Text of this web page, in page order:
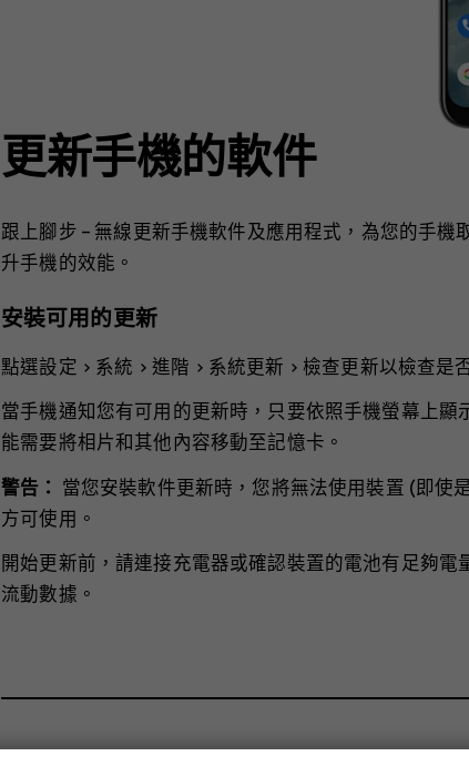
更新手機的軟件
跟上腳步 – 無線更新手機軟件及應用程式，為您的手
升手機的效能。
安裝可用的更新
點選設定 > 系統 >進階 > 系統更新 >檢查更新以檢查是
當手機通知您有可用的更新時，只要依照手機螢幕上
能需要將相片和其他內容移動至記憶卡。
警告： 當您安裝軟件更新時，您將無法使用裝置 (即
方可使用。
開始更新前，請連接充電器或確認裝置的電池有足夠
流動數據。